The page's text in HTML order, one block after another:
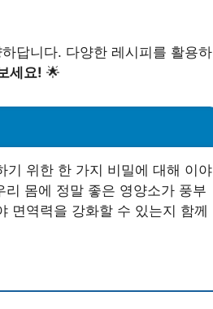
답니다. 다양한 레시피를 활용하
세요! 🌟
기 위한 한 가지 비밀에 대해 이야
몸에 정말 좋은 영양소가 풍부
면역력을 강화할 수 있는지 함께